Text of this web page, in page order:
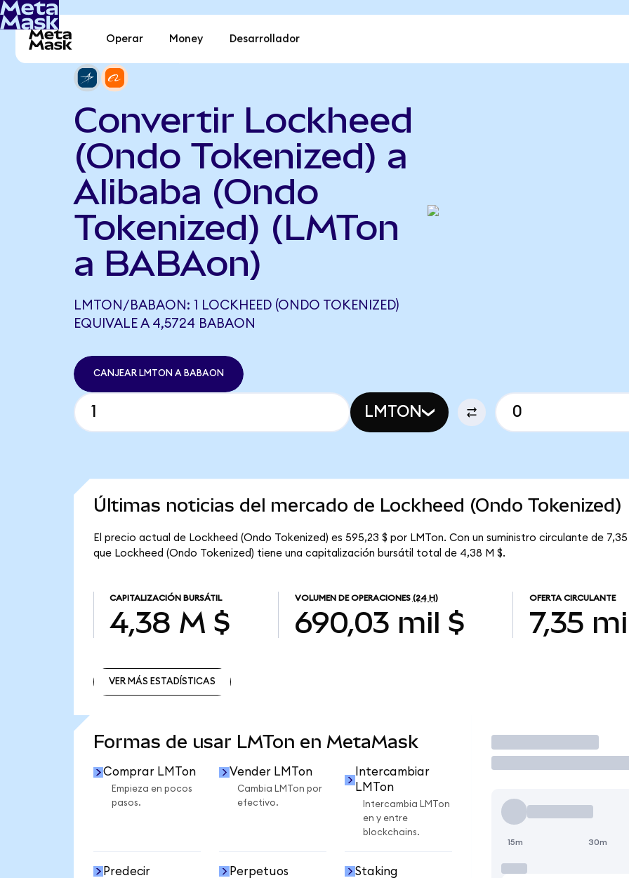
Operar Money Desarrollador
Convertir Lockheed
(Ondo Tokenized) a
Alibaba (Ondo
Tokenized) (LMTon
a BABAon)
LMTON/BABAON: 1 LOCKHEED (ONDO TOKENIZED)
EQUIVALE A 4,5724 BABAON
CANJEAR LMTON A BABAON
LMTON
Últimas noticias del mercado de Lockheed (Ondo Tokenized)
El precio actual de Lockheed (Ondo Tokenized) es 595,23 $ por LMTon. Con un suministro circulante de
que Lockheed (Ondo Tokenized) tiene una capitalización bursátil total de 4,38 M $.
CAPITALIZACIÓN BURSÁTIL
4,38 M $
VOLUMEN DE OPERACIONES (24 H)
690,03 mil $
OFERTA CIRCULANTE
7,35
VER MÁS ESTADÍSTICAS
Formas de usar LMTon en MetaMask
Comprar LMTon
Empieza en pocos
pasos.
Vender LMTon
Cambia LMTon por
efectivo.
Intercambiar
LMTon
Intercambia LMTon
en y entre
blockchains.
Predecir Perpetuos Staking
Operar
15m 30m